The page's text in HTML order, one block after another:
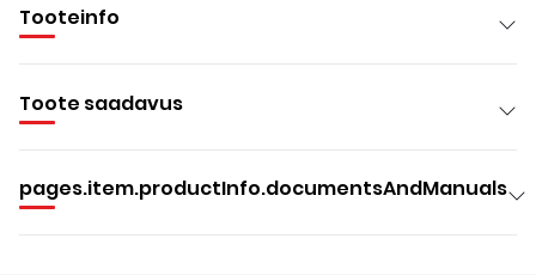
Tooteinfo
Toote saadavus
pages.item.productInfo.documentsAndManuals